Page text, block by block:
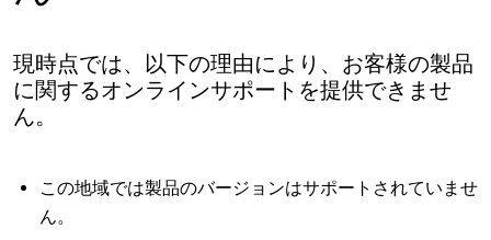
現時点では、以下の理由により、お客様の製品
に関するオンラインサポートを提供できませ
ん。
この地域では製品のバージョンはサポートされていませ
ん。